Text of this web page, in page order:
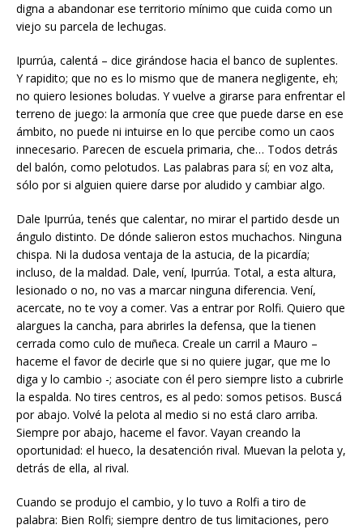
digna a abandonar ese territorio mínimo que cuida como un
viejo su parcela de lechugas.
Ipurrúa, calentá – dice girándose hacia el banco de suplentes.
Y rapidito; que no es lo mismo que de manera negligente, eh;
no quiero lesiones boludas. Y vuelve a girarse para enfrentar el
terreno de juego: la armonía que cree que puede darse en ese
ámbito, no puede ni intuirse en lo que percibe como un caos
innecesario. Parecen de escuela primaria, che… Todos detrás
del balón, como pelotudos. Las palabras para sí; en voz alta,
sólo por si alguien quiere darse por aludido y cambiar algo.
Dale Ipurrúa, tenés que calentar, no mirar el partido desde un
ángulo distinto. De dónde salieron estos muchachos. Ninguna
chispa. Ni la dudosa ventaja de la astucia, de la picardía;
incluso, de la maldad. Dale, vení, Ipurrúa. Total, a esta altura,
lesionado o no, no vas a marcar ninguna diferencia. Vení,
acercate, no te voy a comer. Vas a entrar por Rolfi. Quiero que
alargues la cancha, para abrirles la defensa, que la tienen
cerrada como culo de muñeca. Creale un carril a Mauro –
haceme el favor de decirle que si no quiere jugar, que me lo
diga y lo cambio -; asociate con él pero siempre listo a cubrirle
la espalda. No tires centros, es al pedo: somos petisos. Buscá
por abajo. Volvé la pelota al medio si no está claro arriba.
Siempre por abajo, haceme el favor. Vayan creando la
oportunidad: el hueco, la desatención rival. Muevan la pelota y,
detrás de ella, al rival.
Cuando se produjo el cambio, y lo tuvo a Rolfi a tiro de
palabra: Bien Rolfi; siempre dentro de tus limitaciones, pero